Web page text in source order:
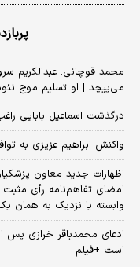
محمد قوچانی: عبدالکریم
می‌پیچد | او تسلیم موج
درگذشت اسماعیل بابایی
واکنش ابراهیم عزیزی به
امضای تفاهم‌نامه رأی
وابسته یا نزدیک به همان
ادعای محمدباقر خرازی پس
است +فیلم